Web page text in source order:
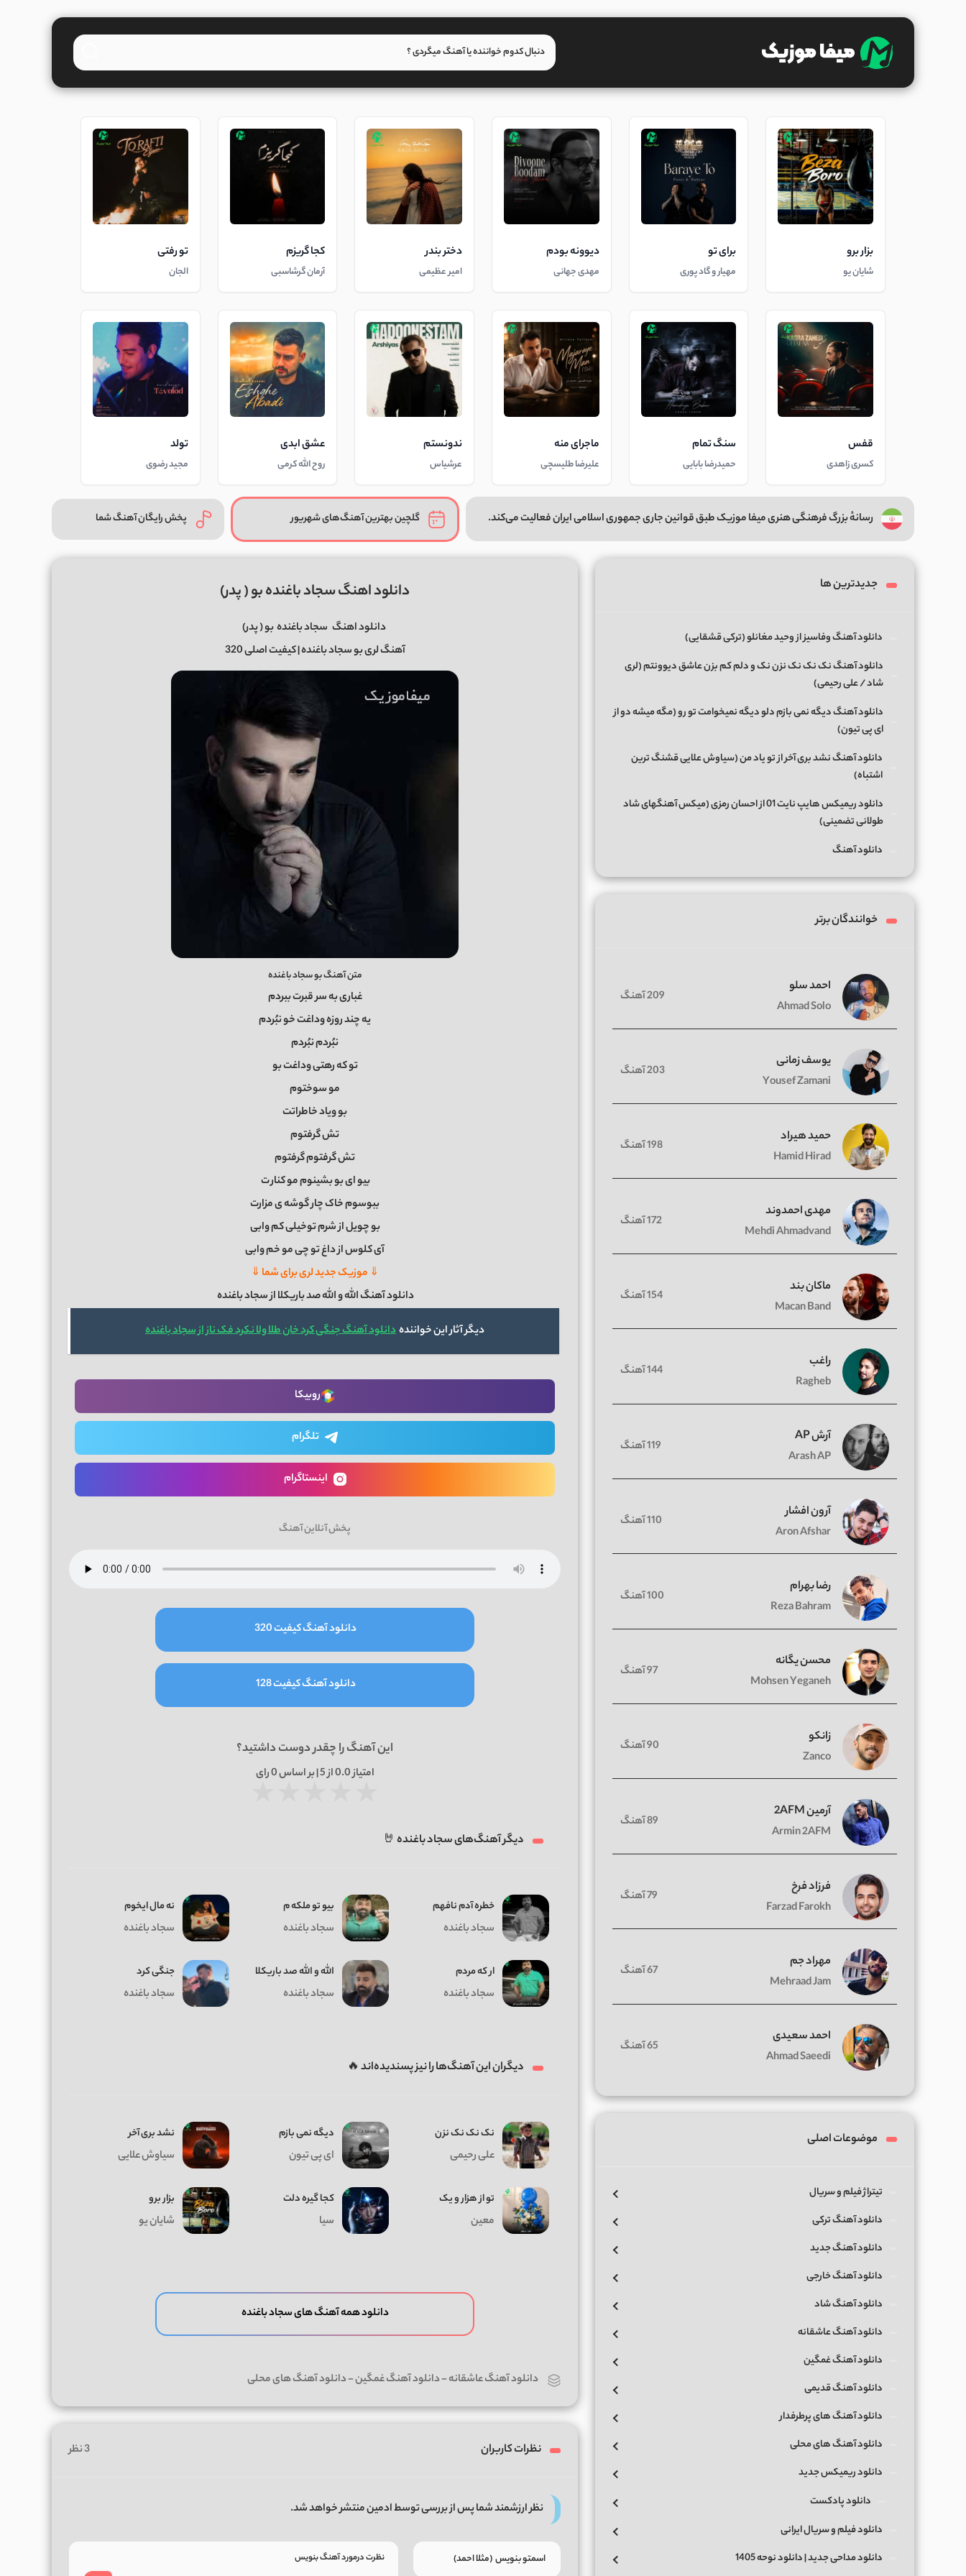
بزار برو
شایان یو
برای تو
مهیار و گاد پوری
دیوونه بودم
مهدی جهانی
دختر بندر
امیر عظیمی
کجا گریزم
آرمان گرشاسبی
تو رفتی
الجان
قفس
کسری زاهدی
سنگ تمام
حمیدرضا بابایی
ماجرای منه
علیرضا طلیسچی
ندونستم
عرشیاس
عشق ابدی
روح الله کرمی
تولد
مجید رضوی
رسانهٔ بزرگ فرهنگی هنری میفا موزیک طبق قوانین جاری جمهوری اسلامی ایران فعالیت می‌کند. گلچین بهترین آهنگ‌های شهریور پخش رایگان آهنگ شما
دانلود اهنگ سجاد باغنده بو ( پدر)
دانلود اهنگ سجاد باغندهبو ( پدر)
آهنگ لری بو سجاد باغنده | کیفیت اصلی 320
متن آهنگ بو سجاد باغنده
غباری به سر قبرت ببردم
یه چند روزه وداغت خو نبُردم
نبُردم نبُردم
تو که رهتی وداغت بو
مو سوختوم
بو ویاد خاطراتت
تش گرفتوم
تش گرفتوم گرفتوم
بیو ای بو بشینوم مو کنارت
ببوسوم خاک چار گوشه ی مزارت
بو چویل از شرم توخیلی کم وابی
آی کلوس از داغ تو چی مو خم وابی
⇓ موزیک جدید لری برای شما ⇓
دانلود آهنگ الله و الله صد باریکلا از سجاد باغنده
دیگر آثار این خوانندهدانلود آهنگ جنگی کرد خان طلا ولا نکرد فک ناز از سجاد باغنده
روبیکا
تلگرام
اینستاگرام
پخش آنلاین آهنگ
دانلود آهنگ کیفیت 320
دانلود آهنگ کیفیت 128
این آهنگ را چقدر دوست داشتید؟
امتیاز0.0از 5 | بر اساس 0رای
دیگر آهنگ‌های سجاد باغنده 🤘
خطره آدم نافهم
سجاد باغنده
بیو تو ملکه م
سجاد باغنده
ﻧﻪ ﻣﺎل اﻳﺨﻮم
سجاد باغنده
ار که مردم
سجاد باغنده
الله و الله صد باریکلا
سجاد باغنده
جنگی کرد
سجاد باغنده
دیگران این آهنگ‌ها را نیز پسندیده‌اند 🔥
نک نک نک نزن
علی رحیمی
دیگه نمی بازم
ای پی تیون
نشد بری آخر
سیاوش علایی
تو از هزار و یک
معین
کجا گیره دلت
سیا
بزار برو
شایان یو
دانلود همه آهنگ های سجاد باغنده
دانلود آهنگ عاشقانه-دانلود آهنگ غمگین-دانلود آهنگ های محلی
نظرات کاربران 3 نظر
نظر ارزشمند شما پس از بررسی توسط ادمین منتشر خواهد شد.
جدیدترین ها
دانلود آهنگ وفاسیز از وحید مغانلو (ترکی قشقایی)
دانلود آهنگ نک نک نک نزن نک و دلم کم بزن عاشق دیوونتم (لری
شاد / علی رحیمی)
دانلود آهنگ دیگه نمی بازم دلو دیگه نمیخوامت تو رو (مگه میشه دو از
ای پی تیون)
دانلود آهنگ نشد بری آخر از تو یاد من (سیاوش علایی قشنگ ترین
اشتباه)
دانلود ریمیکس هایپ نایت 01 از احسان رمزی (میکس آهنگهای شاد
طولانی تضمینی)
دانلود آهنگ
خوانندگان برتر
احمد سلو
Ahmad Solo
209 آهنگ
یوسف زمانی
Yousef Zamani
203 آهنگ
حمید هیراد
Hamid Hirad
198 آهنگ
مهدی احمدوند
Mehdi Ahmadvand
172 آهنگ
ماکان بند
Macan Band
154 آهنگ
راغب
Ragheb
144 آهنگ
آرش AP
Arash AP
119 آهنگ
آرون افشار
Aron Afshar
110 آهنگ
رضا بهرام
Reza Bahram
100 آهنگ
محسن یگانه
Mohsen Yeganeh
97 آهنگ
زانکو
Zanco
90 آهنگ
آرمین 2AFM
Armin 2AFM
89 آهنگ
فرزاد فرخ
Farzad Farokh
79 آهنگ
مهراد جم
Mehraad Jam
67 آهنگ
احمد سعیدی
Ahmad Saeedi
65 آهنگ
موضوعات اصلی
تیتراژ فیلم و سریال
دانلود آهنگ ترکی
دانلود آهنگ جدید
دانلود آهنگ خارجی
دانلود آهنگ شاد
دانلود آهنگ عاشقانه
دانلود آهنگ غمگین
دانلود آهنگ قدیمی
دانلود آهنگ های پرطرفدار
دانلود آهنگ های محلی
دانلود ریمیکس جدید
دانلود پادکست
دانلود فیلم و سریال ایرانی
دانلود مداحی جدید | دانلود نوحه 1405